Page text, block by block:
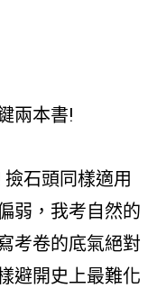
兩本書!
石頭同樣適用
弱，我考自然的
考卷的底氣絕對
避開史上最難化